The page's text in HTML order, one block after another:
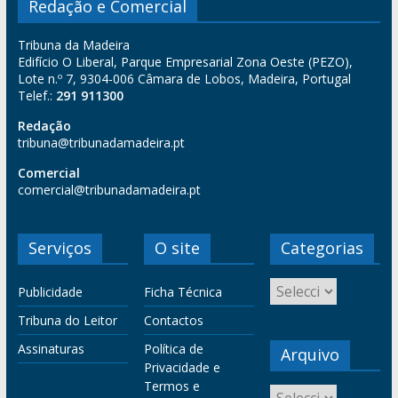
Redação e Comercial
Tribuna da Madeira
Edifício O Liberal, Parque Empresarial Zona Oeste (PEZO),
Lote n.º 7, 9304-006 Câmara de Lobos, Madeira, Portugal
Telef.: 291 911300
Redação
tribuna@tribunadamadeira.pt
Comercial
comercial@tribunadamadeira.pt
Serviços
Publicidade
Tribuna do Leitor
Assinaturas
O site
Ficha Técnica
Contactos
Política de
Privacidade e
Termos e
Categorias
Arquivo